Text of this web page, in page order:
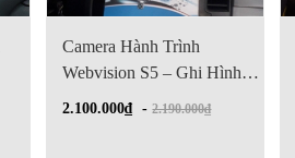
Camera Hành Trình
Webvision S5 – Ghi Hình
Trước Sau
2.100.000₫ -2.190.000₫